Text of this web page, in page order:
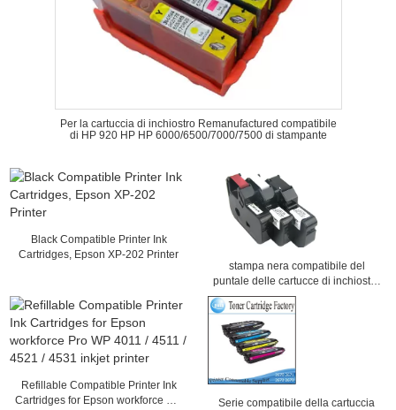
Per la cartuccia di inchiostro Remanufactured compatibile
di HP 920 HP HP 6000/6500/7000/7500 di stampante
Black Compatible Printer Ink
Cartridges, Epson XP-202 Printer
stampa nera compatibile del
puntale delle cartucce di inchiostro
per l'identificazione Pritner del
cavo
Refillable Compatible Printer Ink
Cartridges for Epson workforce Pro
Serie compatibile della cartuccia